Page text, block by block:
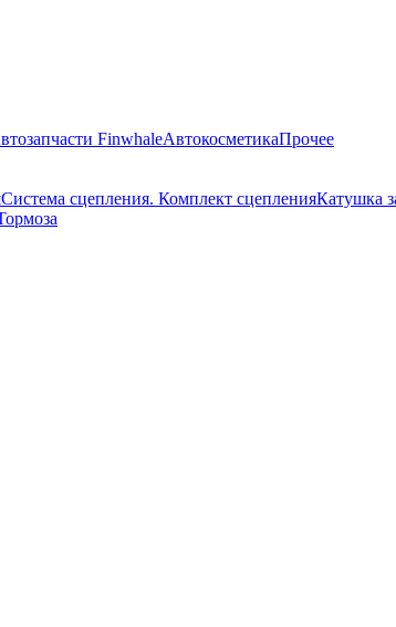
FinwhaleАвтокосметикаПрочее
Система сцепления. Комплект сцепленияКатушка